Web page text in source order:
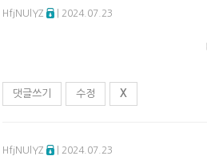
HfjNUlYZ | 2024.07.23
댓글쓰기 수정 X
HfjNUlYZ | 2024.07.23